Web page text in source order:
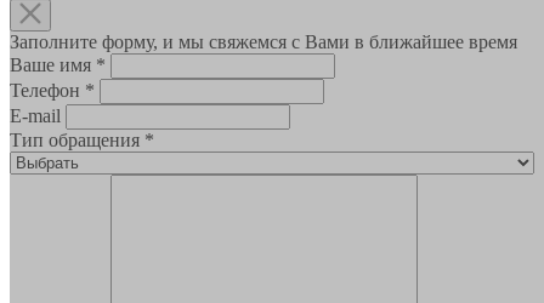
Заполните форму, и мы свяжемся с Вами в ближайшее время
Ваше имя *
Телефон *
E-mail
Тип обращения *